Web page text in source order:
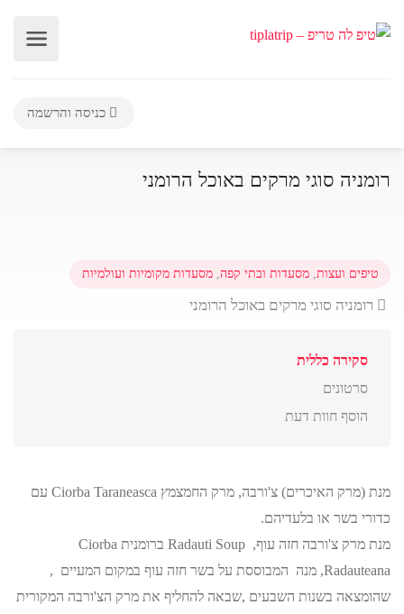
כניסה והרשמה
רומניה סוגי מרקים באוכל הרומני
טיפים ועצות, מסעדות ובתי קפה, מסעדות מקומיות ועולמיות
רומניה סוגי מרקים באוכל הרומני
סקירה כללית
סרטונים
הוסף חוות דעת
מנת (מרק האיכרים) צ'ורבה, מרק החמצמץ Ciorba Taraneasca עם
כדורי בשר או בלעדיהם.
מנת מרק צ'ורבה חזה עוף, Radauti Soup ברומנית Ciorba
Radauteana, מנה המבוססת על בשר חזה עוף במקום המעיים ,
שהומצאה בשנות השבעים ,שבאה להחליף את מרק הצ'ורבה המקורית